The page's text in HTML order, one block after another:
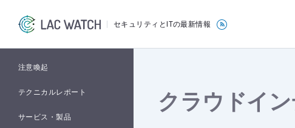
セキュリティとITの最新情報
注意喚起
テクニカルレポート
サービス・製品
クラウドイ